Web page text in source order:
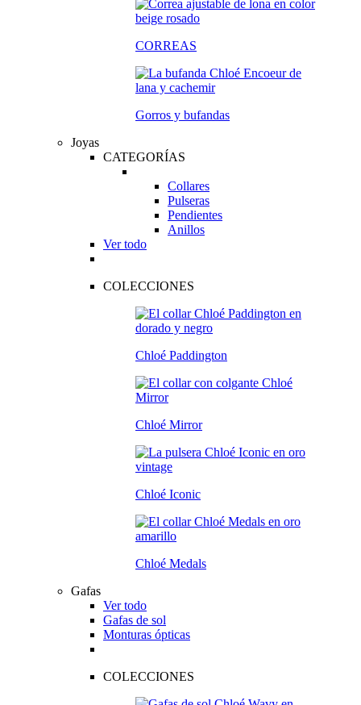
CORREAS
Gorros y bufandas
Joyas
CATEGORÍAS
Collares
Pulseras
Pendientes
Anillos
Ver todo
COLECCIONES
Chloé Paddington
Chloé Mirror
Chloé Iconic
Chloé Medals
Gafas
Ver todo
Gafas de sol
Monturas ópticas
COLECCIONES